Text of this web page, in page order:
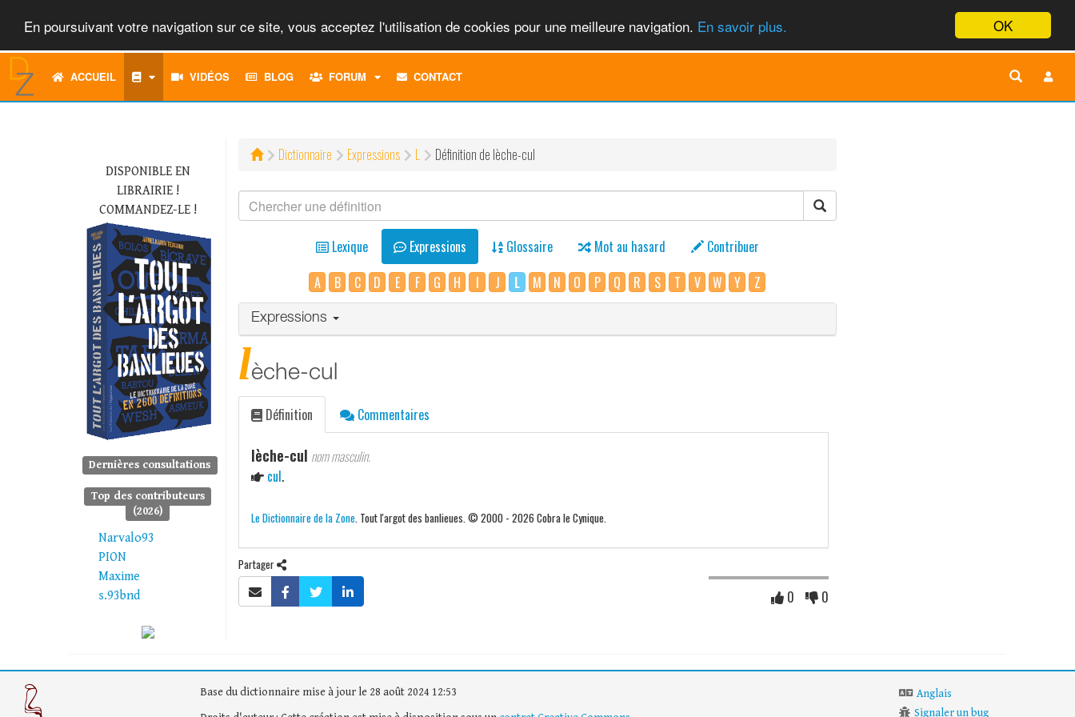
OK
En poursuivant votre navigation sur ce site, vous acceptez l'utilisation de cookies pour une meilleure navigation. En savoir plus.
ACCUEIL VIDÉOS BLOG FORUM
TOGGLECONTACT
DISPONIBLE EN
LIBRAIRIE !
COMMANDEZ-LE !
Dernières consultations
Top des contributeurs
(2026)
Narvalo93
PION
Maxime
s.93bnd
Dictionnaire Expressions L Définition de lèche-cul
Lexique Expressions Glossaire Mot au hasard
Contribuer
A
B C D E F G H I J L M N O P Q R S T V W Y Z
Expressions
lèche-cul
Définition Commentaires
lèche-cul nom masculin.
cul.
Le Dictionnaire de la Zone. Tout l'argot des banlieues. © 2000 - 2026 Cobra le Cynique.
Partager
0 0
Base du dictionnaire mise à jour le 28 août 2024 12:53
Anglais
Signaler un bug